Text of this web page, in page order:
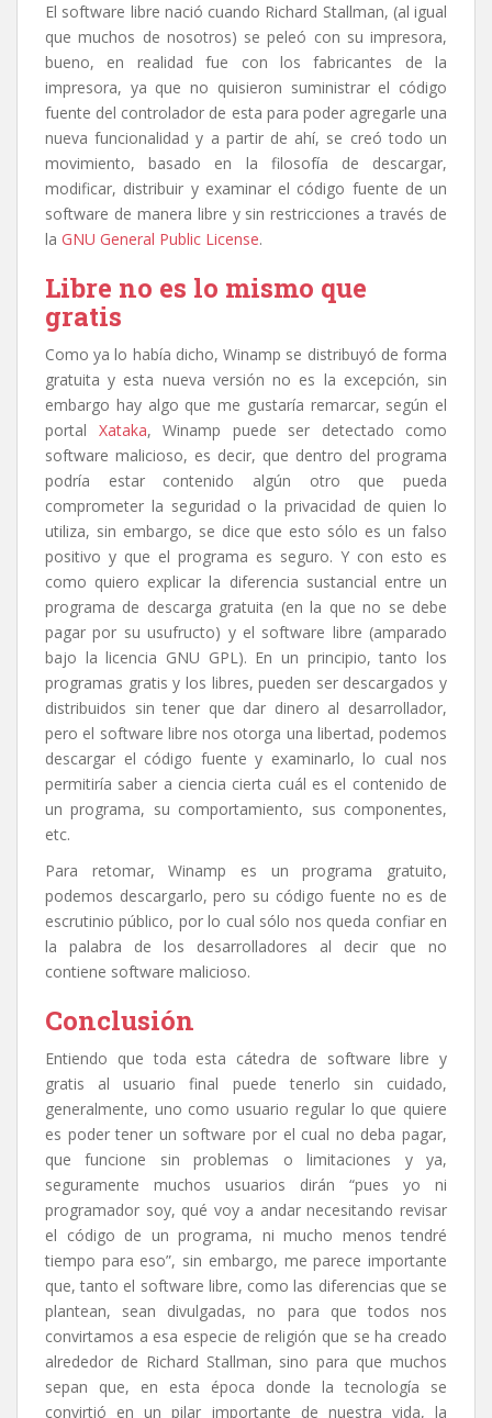
El software libre nació cuando Richard Stallman, (al igual
que muchos de nosotros) se peleó con su impresora,
bueno, en realidad fue con los fabricantes de la
impresora, ya que no quisieron suministrar el código
fuente del controlador de esta para poder agregarle una
nueva funcionalidad y a partir de ahí, se creó todo un
movimiento, basado en la filosofía de descargar,
modificar, distribuir y examinar el código fuente de un
software de manera libre y sin restricciones a través de
la GNU General Public License.
Libre no es lo mismo que
gratis
Como ya lo había dicho, Winamp se distribuyó de forma
gratuita y esta nueva versión no es la excepción, sin
embargo hay algo que me gustaría remarcar, según el
portal Xataka, Winamp puede ser detectado como
software malicioso, es decir, que dentro del programa
podría estar contenido algún otro que pueda
comprometer la seguridad o la privacidad de quien lo
utiliza, sin embargo, se dice que esto sólo es un falso
positivo y que el programa es seguro. Y con esto es
como quiero explicar la diferencia sustancial entre un
programa de descarga gratuita (en la que no se debe
pagar por su usufructo) y el software libre (amparado
bajo la licencia GNU GPL). En un principio, tanto los
programas gratis y los libres, pueden ser descargados y
distribuidos sin tener que dar dinero al desarrollador,
pero el software libre nos otorga una libertad, podemos
descargar el código fuente y examinarlo, lo cual nos
permitiría saber a ciencia cierta cuál es el contenido de
un programa, su comportamiento, sus componentes,
etc.
Para retomar, Winamp es un programa gratuito,
podemos descargarlo, pero su código fuente no es de
escrutinio público, por lo cual sólo nos queda confiar en
la palabra de los desarrolladores al decir que no
contiene software malicioso.
Conclusión
Entiendo que toda esta cátedra de software libre y
gratis al usuario final puede tenerlo sin cuidado,
generalmente, uno como usuario regular lo que quiere
es poder tener un software por el cual no deba pagar,
que funcione sin problemas o limitaciones y ya,
seguramente muchos usuarios dirán “pues yo ni
programador soy, qué voy a andar necesitando revisar
el código de un programa, ni mucho menos tendré
tiempo para eso”, sin embargo, me parece importante
que, tanto el software libre, como las diferencias que se
plantean, sean divulgadas, no para que todos nos
convirtamos a esa especie de religión que se ha creado
alrededor de Richard Stallman, sino para que muchos
sepan que, en esta época donde la tecnología se
convirtió en un pilar importante de nuestra vida, la